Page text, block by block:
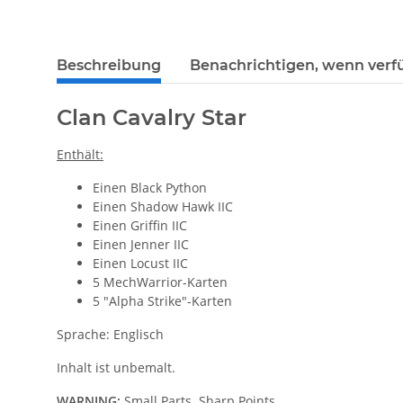
weitere Registerkarten anzeigen
Beschreibung Benachrichtigen, wenn
Clan Cavalry Star
Enthält:
Einen Black Python
Einen Shadow Hawk IIC
Einen Griffin IIC
Einen Jenner IIC
Einen Locust IIC
5 MechWarrior-Karten
5 "Alpha Strike"-Karten
Sprache: Englisch
Inhalt ist unbemalt.